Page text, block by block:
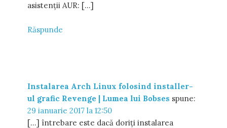
asistenții AUR: […]
Răspunde
Instalarea Arch Linux folosind installer-
ul grafic Revenge | Lumea lui Bobses spune:
29 ianuarie 2017 la 12:50
[…] întrebare este dacă doriți instalarea